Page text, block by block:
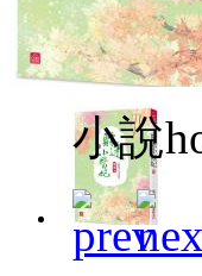
小說